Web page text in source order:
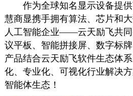
作为全球知名显示设备提
慧商显携手拥有算法、芯片和
人工智能企业——云天励飞共
议平板、智能拼接屏、 数字标牌
产品结合云天励飞软件生态体
化、专业化、可视化行业解决
智能体生态！